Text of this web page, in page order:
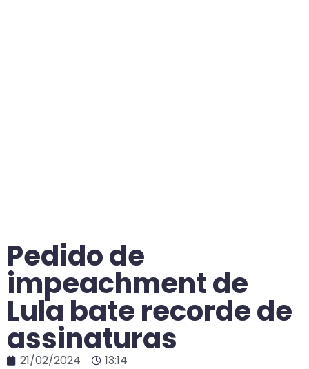
Pedido de
impeachment de
Lula bate recorde de
assinaturas
21/02/2024 13:14